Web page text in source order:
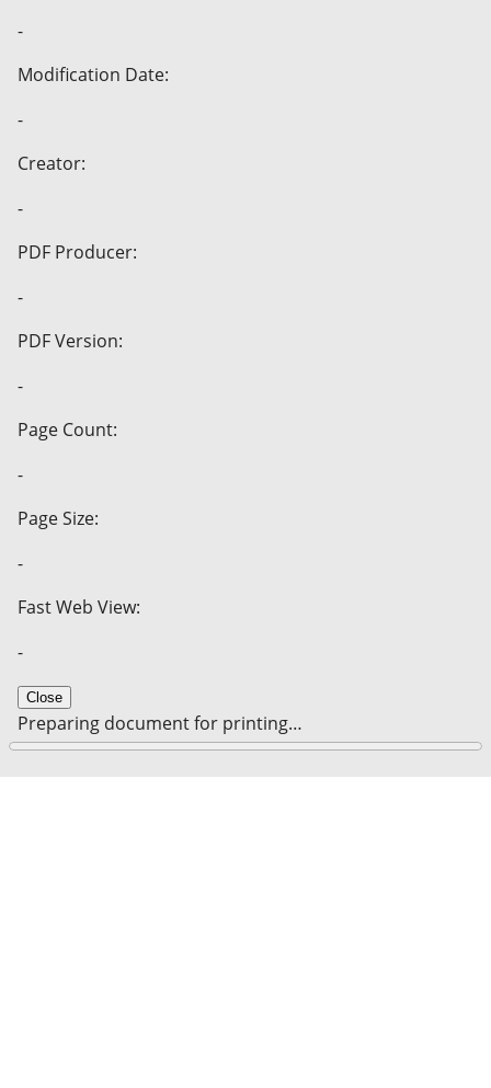
-
Modification Date:
-
Creator:
-
PDF Producer:
-
PDF Version:
-
Page Count:
-
Page Size:
-
Fast Web View:
-
Close
Preparing document for printing…